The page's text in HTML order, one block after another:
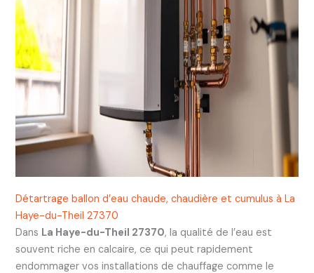
Détartrage ballon d’eau chaude, chaudière et cumulus à La
Haye-du-Theil 27370
Dans La Haye-du-Theil 27370, la qualité de l’eau est
souvent riche en calcaire, ce qui peut rapidement
endommager vos installations de chauffage comme le